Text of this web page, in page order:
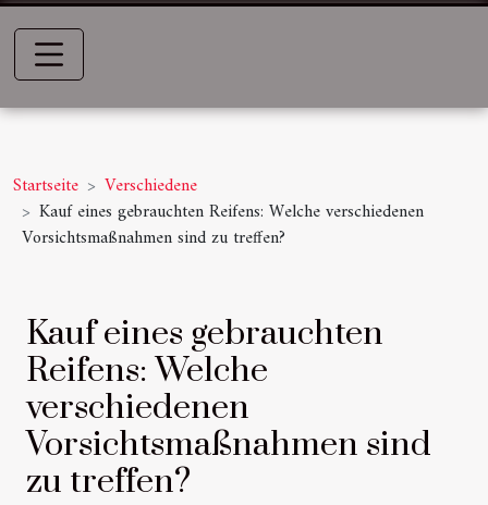
Startseite
Verschiedene
Kauf eines gebrauchten Reifens: Welche verschiedenen
Vorsichtsmaßnahmen sind zu treffen?
Kauf eines gebrauchten
Reifens: Welche
verschiedenen
Vorsichtsmaßnahmen sind
zu treffen?